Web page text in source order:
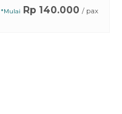
*Mulai Rp 140.000 / pax